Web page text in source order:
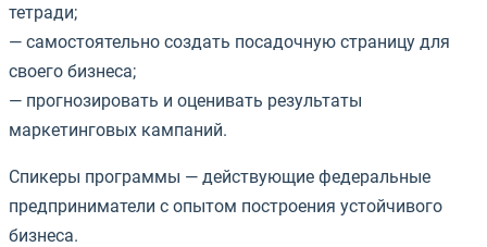
тетради;
— самостоятельно создать посадочную страницу для
своего бизнеса;
— прогнозировать и оценивать результаты
маркетинговых кампаний.
Спикеры программы — действующие федеральные
предприниматели с опытом построения устойчивого
бизнеса.